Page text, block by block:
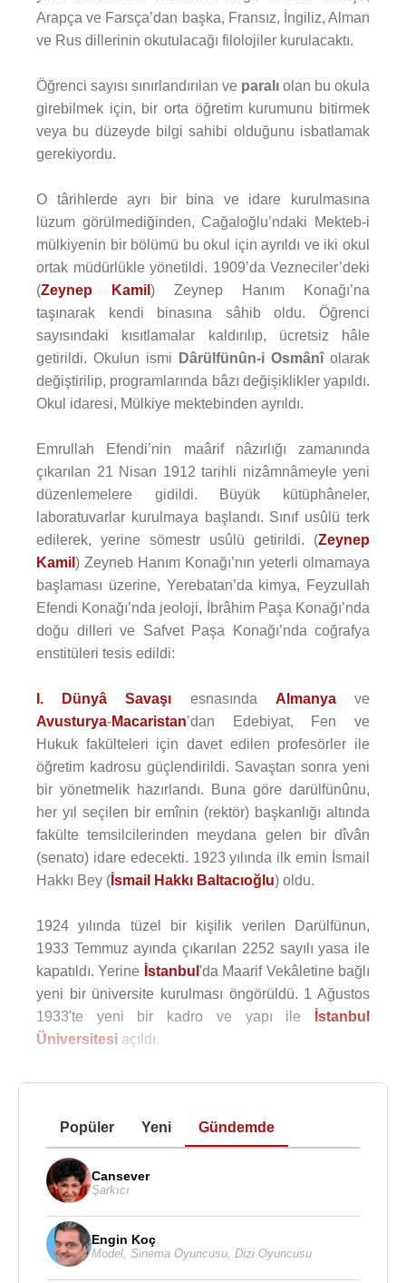
Arapça ve Farsça’dan başka, Fransız, İngiliz, Alman
ve Rus dillerinin okutulacağı filolojiler kurulacaktı.
Öğrenci sayısı sınırlandırılan ve paralı olan bu okula
girebilmek için, bir orta öğretim kurumunu bitirmek
veya bu düzeyde bilgi sahibi olduğunu isbatlamak
gerekiyordu.
O târihlerde ayrı bir bina ve idare kurulmasına
lüzum görülmediğinden, Cağaloğlu’ndaki Mekteb-i
mülkiyenin bir bölümü bu okul için ayrıldı ve iki okul
ortak müdürlükle yönetildi. 1909’da Vezneciler’deki
(Zeynep Kamil ) Zeynep Hanım Konağı’na
taşınarak kendi binasına sâhib oldu. Öğrenci
sayısındaki kısıtlamalar kaldırılıp, ücretsiz hâle
getirildi. Okulun ismi
Dârülfünûn-i Osmânîolarak
değiştirilip, programlarında bâzı değişiklikler yapıldı.
Okul idaresi, Mülkiye mektebinden ayrıldı.
Emrullah Efendi’nin maârif nâzırlığı zamanında
çıkarılan 21 Nisan 1912 tarihli nizâmnâmeyle yeni
düzenlemelere gidildi. Büyük kütüphâneler,
laboratuvarlar kurulmaya başlandı. Sınıf usûlü terk
edilerek, yerine sömestr usûlü getirildi. (Zeynep
Kamil ) Zeyneb Hanım Konağı’nın yeterli olmamaya
başlaması üzerine, Yerebatan’da kimya, Feyzullah
Efendi Konağı’nda jeoloji, İbrâhim Paşa Konağı’nda
doğu dilleri ve Safvet Paşa Konağı’nda coğrafya
enstitüleri tesis edildi:
I. Dünyâ Savaşı esnasında Almanyave
Avusturya-Macaristan’dan Edebiyat, Fen ve
Hukuk fakülteleri için davet edilen profesörler ile
öğretim kadrosu güçlendirildi. Savaştan sonra yeni
bir yönetmelik hazırlandı. Buna göre darülfünûnu,
her yıl seçilen bir emînin (rektör) başkanlığı altında
fakülte temsilcilerinden meydana gelen bir dîvân
(senato) idare edecekti. 1923 yılında ilk emin İsmail
Hakkı Bey ( İsmail Hakkı Baltacıoğlu) oldu.
1924 yılında tüzel bir kişilik verilen Darülfünun,
1933 Temmuz ayında çıkarılan 2252 sayılı yasa ile
kapatıldı. Yerine İstanbul 'da Maarif Vekâletine bağlı
yeni bir üniversite kurulması öngörüldü. 1 Ağustos
1933'te yeni bir kadro ve yapı ile İstanbul
Üniversitesi açıldı.
Popüler Yeni Gündemde
Cansever
Şarkıcı
Engin Koç
Model Sinema Oyuncusu Dizi Oyuncusu